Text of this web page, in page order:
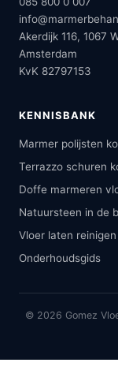
Akerdijk 116, 1067
Amsterdam
KvK 82797153
KENNISBANK
Marmer polijsten
Terrazzo schuren
Doffe marmeren
Natuursteen in de
Vloer laten reinigen
Onderhoudsgids
© 2026 Gomez